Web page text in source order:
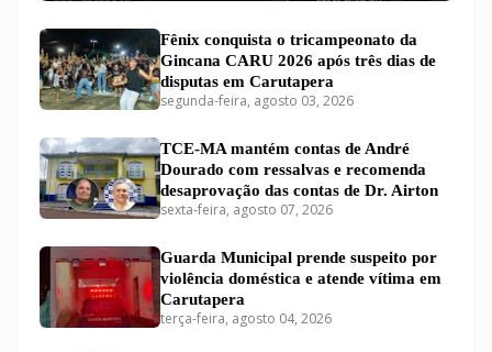
Fênix conquista o tricampeonato da
Gincana CARU 2026 após três dias de
disputas em Carutapera
segunda-feira, agosto 03, 2026
TCE-MA mantém contas de André
Dourado com ressalvas e recomenda
desaprovação das contas de Dr. Airton
sexta-feira, agosto 07, 2026
Guarda Municipal prende suspeito por
violência doméstica e atende vítima em
Carutapera
terça-feira, agosto 04, 2026